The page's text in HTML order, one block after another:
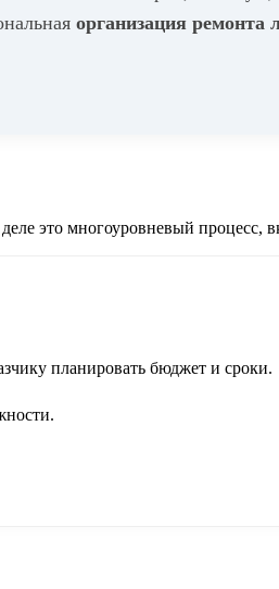
организация ремонта
деле это многоуровневый
планировать бюджет и сроки.